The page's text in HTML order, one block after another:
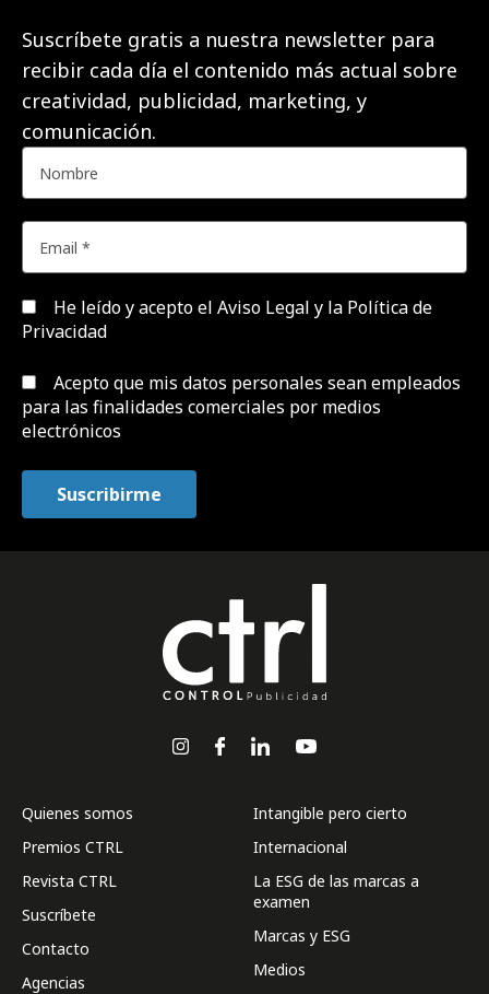
Suscríbete gratis a nuestra newsletter para
recibir cada día el contenido más actual sobre
creatividad, publicidad, marketing, y
comunicación.
He leído y acepto el Aviso Legal y la Política de
Privacidad
Acepto que mis datos personales sean empleados
para las finalidades comerciales por medios
electrónicos
Quienes somos
Premios CTRL
Revista CTRL
Suscríbete
Contacto
Agencias
Intangible pero cierto
Internacional
La ESG de las marcas a
examen
Marcas y ESG
Medios